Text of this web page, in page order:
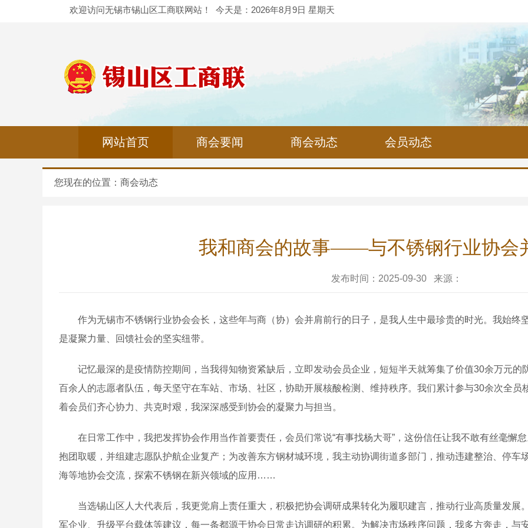
欢迎访问无锡市锡山区工商联网站！ 今天是： 2026年8月9日 星期天
网站首页 商会要闻 商会动态 会员动态
您现在的位置： 商会动态
我和商会的故事——与不锈钢行业协会
发布时间：2025-09-30 来源：
作为无锡市不锈钢行业协会会长，这些年与商（协）会并肩前行的日子，是我人生中最珍贵的时光。我始终
是凝聚力量、回馈社会的坚实纽带。
记忆最深的是疫情防控期间，当我得知物资紧缺后，立即发动会员企业，短短半天就筹集了价值30余万元的
百余人的志愿者队伍，每天坚守在车站、市场、社区，协助开展核酸检测、维持秩序。我们累计参与30余次全
着会员们齐心协力、共克时艰，我深深感受到协会的凝聚力与担当。
在日常工作中，我把发挥协会作用当作首要责任，会员们常说“有事找杨大哥”，这份信任让我不敢有丝毫懈怠
抱团取暖，并组建志愿队护航企业复产；为改善东方钢材城环境，我主动协调街道多部门，推动违建整治、停车
海等地协会交流，探索不锈钢在新兴领域的应用……
当选锡山区人大代表后，我更觉肩上责任重大，积极把协会调研成果转化为履职建言，推动行业高质量发展
军企业、升级平台载体等建议，每一条都源于协会日常走访调研的积累。为解决市场秩序问题，我多方奔走，与